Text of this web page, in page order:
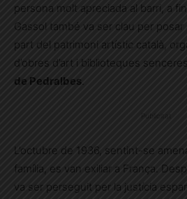
persona molt apreciada al barri, a
Gassol també va ser clau per posar
part del patrimoni artístic català,
d’obres d’art i biblioteques
de Pedralbes
Publicitat
L’octubre de 1936, sentint-se
família, es van exiliar a França.
va ser perseguit per la justícia